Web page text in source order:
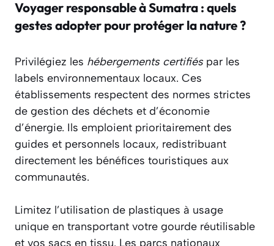
Voyager responsable à Sumatra : quels
gestes adopter pour protéger la nature ?
Privilégiez les hébergements certifiéspar les
labels environnementaux locaux. Ces
établissements respectent des normes strictes
de gestion des déchets et d’économie
d’énergie. Ils emploient prioritairement des
guides et personnels locaux, redistribuant
directement les bénéfices touristiques aux
communautés.
Limitez l’utilisation de plastiques à usage
unique en transportant votre gourde réutilisable
et vos sacs en tissu. Les parcs nationaux